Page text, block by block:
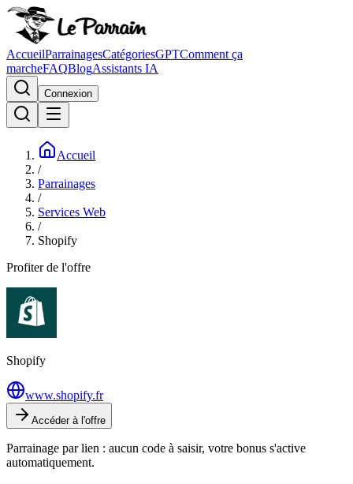
AccueilParrainagesCatégoriesGPTComment ça
marcheFAQBlogAssistants IA
Connexion
Accueil
/
Parrainages
/
Services Web
/
Shopify
Profiter de l'offre
Shopify
www.shopify.fr
Accéder à l'offre
Parrainage par lien : aucun code à saisir, votre bonus s'active
automatiquement.